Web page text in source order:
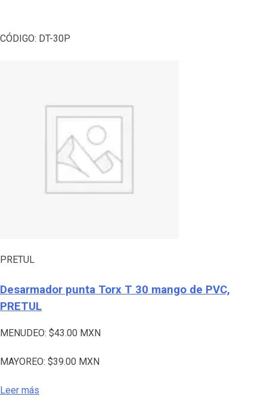
CÓDIGO: DT-30P
PRETUL
Desarmador punta Torx T 30 mango de PVC,
PRETUL
MENUDEO: $43.00 MXN
MAYOREO: $39.00 MXN
Leer más